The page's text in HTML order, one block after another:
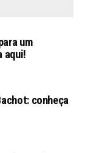
um
aqui!
conheça